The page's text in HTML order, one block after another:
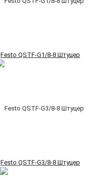
Festo QSTF-G1/8-8 Штуцер
Festo QSTF-G3/8-8 Штуцер